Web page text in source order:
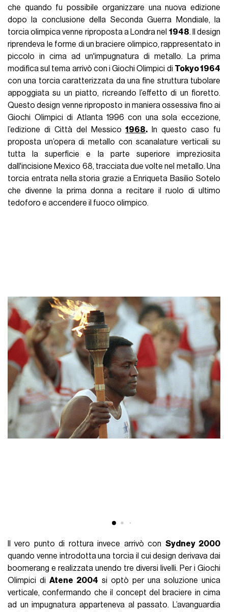
che quando fu possibile organizzare una nuova edizione
dopo la conclusione della Seconda Guerra Mondiale, la
torcia olimpica venne riproposta a Londra nel 1948. Il design
riprendeva le forme di un braciere olimpico, rappresentato in
piccolo in cima ad un'impugnatura di metallo. La prima
modifica sul tema arrivò con i Giochi Olimpici di Tokyo 1964
con una torcia caratterizzata da una fine struttura tubolare
appoggiata su un piatto, ricreando l’effetto di un fioretto.
Questo design venne riproposto in maniera ossessiva fino ai
Giochi Olimpici di Atlanta 1996 con una sola eccezione,
l’edizione di Città del Messico1968. In questo caso fu
proposta un’opera di metallo con scanalature verticali su
tutta la superficie e la parte superiore impreziosita
dall'incisione Mexico 68, tracciata due volte nel metallo. Una
torcia entrata nella storia grazie a Enriqueta Basilio Sotelo
che divenne la prima donna a recitare il ruolo di ultimo
tedoforo e accendere il fuoco olimpico.
Il vero punto di rottura invece arrivò con Sydney 2000
quando venne introdotta una torcia il cui design derivava dai
boomerang e realizzata unendo tre diversi livelli. Per i Giochi
Olimpici diAtene 2004 si optò per una soluzione unica
verticale, confermando che il concept del braciere in cima
ad un impugnatura apparteneva al passato. L’avanguardia